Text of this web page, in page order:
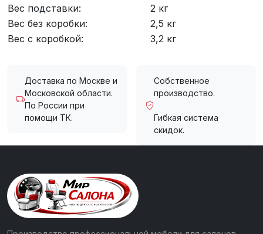
Вес подставки:
2 кг
Вес без коробки:
2,5 кг
Вес с коробкой:
3,2 кг
Доставка по Москве и
Московской области.
По России при
помощи ТК.
Собственное
производство.
Гибкая система
скидок.